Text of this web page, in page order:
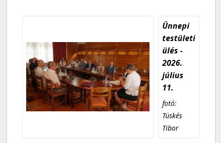
Ünnepi
testületi
ülés -
2026.
július
11.
fotó:
Tüskés
Tibor